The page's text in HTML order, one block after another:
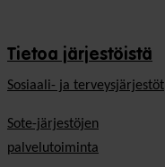
Tietoa järjestöistä
Sosiaali- ja terveysjärjestöt
Sote-järjestöjen
palvelutoiminta